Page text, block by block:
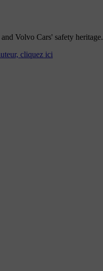
Volvo Cars' safety heritage.
cliquez ici